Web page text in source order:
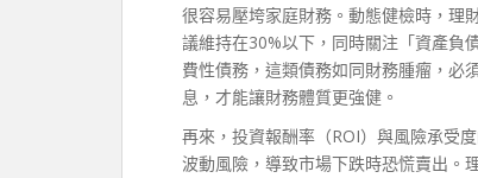
很容易壓垮家庭財務。動態健檢時，理
議維持在30%以下，同時關注「資產負
費性債務，這類債務如同財務腫瘤，必
息，才能讓財務體質更強健。
再來，投資報酬率（ROI）與風險承受
波動風險，導致市場下跌時恐慌賣出。